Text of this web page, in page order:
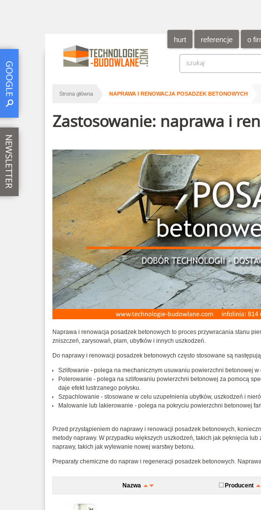
hurt referencje o
Strona główna NAPRAWA I RENOWACJA POSADZEK BETONOWYCH
Zastosowanie: naprawa i
Naprawa i renowacja posadzek betonowych to proces przywracania stanu
zniszczeń, zarysowań, plam, ubytków i innych uszkodzeń.
Do naprawy i renowacji posadzek betonowych często stosowane są
Szlifowanie - polega na mechanicznym usuwaniu powierzchni betonowej
Polerowanie - polega na szlifowaniu powierzchni betonowej za pomocą
daje efekt lustrzanego połysku.
Szpachlowanie - stosowane w celu uzupełnienia ubytków, uszkodzeń i
Malowanie lub lakierowanie - polega na pokryciu powierzchni betonowej
Przed przystąpieniem do naprawy i renowacji posadzek betonowych,
metody naprawy. W przypadku większych uszkodzeń, takich jak pęknięcia
naprawy, takich jak wylewanie nowej warstwy betonu.
Preparaty chemiczne do napraw i regeneracji posadzek betonowych.
Nazwa Producent